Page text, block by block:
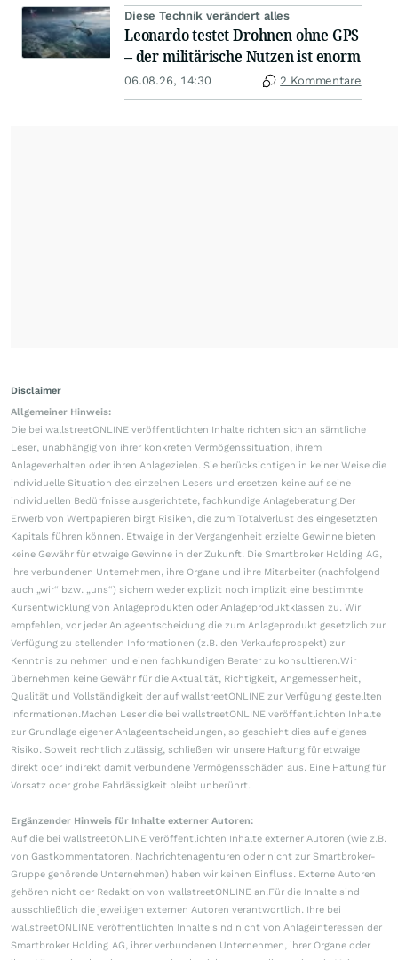
Diese Technik verändert alles
Leonardo testet Drohnen ohne GPS
– der militärische Nutzen ist enorm
06.08.26, 14:30 2 Kommentare
Disclaimer
Allgemeiner Hinweis:
Die bei wallstreetONLINE veröffentlichten Inhalte richten sich an sämtliche
Leser, unabhängig von ihrer konkreten Vermögenssituation, ihrem
Anlageverhalten oder ihren Anlagezielen. Sie berücksichtigen in keiner Weise die
individuelle Situation des einzelnen Lesers und ersetzen keine auf seine
individuellen Bedürfnisse ausgerichtete, fachkundige Anlageberatung.Der
Erwerb von Wertpapieren birgt Risiken, die zum Totalverlust des eingesetzten
Kapitals führen können. Etwaige in der Vergangenheit erzielte Gewinne bieten
keine Gewähr für etwaige Gewinne in der Zukunft. Die Smartbroker Holding AG,
ihre verbundenen Unternehmen, ihre Organe und ihre Mitarbeiter (nachfolgend
auch „wir“ bzw. „uns“) sichern weder explizit noch implizit eine bestimmte
Kursentwicklung von Anlageprodukten oder Anlageproduktklassen zu. Wir
empfehlen, vor jeder Anlageentscheidung die zum Anlageprodukt gesetzlich zur
Verfügung zu stellenden Informationen (z.B. den Verkaufsprospekt) zur
Kenntnis zu nehmen und einen fachkundigen Berater zu konsultieren.Wir
übernehmen keine Gewähr für die Aktualität, Richtigkeit, Angemessenheit,
Qualität und Vollständigkeit der auf wallstreetONLINE zur Verfügung gestellten
Informationen.Machen Leser die bei wallstreetONLINE veröffentlichten Inhalte
zur Grundlage eigener Anlageentscheidungen, so geschieht dies auf eigenes
Risiko. Soweit rechtlich zulässig, schließen wir unsere Haftung für etwaige
direkt oder indirekt damit verbundene Vermögensschäden aus. Eine Haftung für
Vorsatz oder grobe Fahrlässigkeit bleibt unberührt.
Ergänzender Hinweis für Inhalte externer Autoren:
Auf die bei wallstreetONLINE veröffentlichten Inhalte externer Autoren (wie z.B.
von Gastkommentatoren, Nachrichtenagenturen oder nicht zur Smartbroker-
Gruppe gehörende Unternehmen) haben wir keinen Einfluss. Externe Autoren
gehören nicht der Redaktion von wallstreetONLINE an.Für die Inhalte sind
ausschließlich die jeweiligen externen Autoren verantwortlich. Ihre bei
wallstreetONLINE veröffentlichten Inhalte sind nicht von Anlageinteressen der
Smartbroker Holding AG, ihrer verbundenen Unternehmen, ihrer Organe oder